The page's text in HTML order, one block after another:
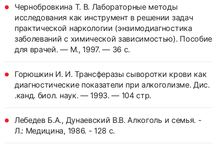
Чернобровкина Т. В. Лабораторные методы
исследования как инструмент в решении задач
практической наркологии (энзимодиагностика
заболеваний с химической зависимостью). Пособие
для врачей. — М., 1997. — 36 с.
Горюшкин И. И. Трансферазы сыворотки крови как
диагностические показатели при алкоголизме. Дис.
.канд. биол. наук. — 1993. — 104 стр.
Лебедев Б.А., Дунаевский В.В. Алкоголь и семья. -
Л.: Медицина, 1986. - 128 с.